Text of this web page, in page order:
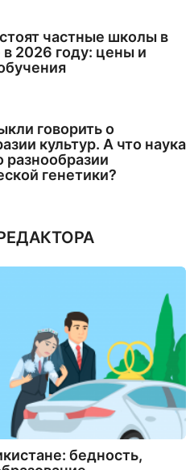
частные школы в
2026 году: цены и
говорить о
культур. А что наука
разнообразии
генетики?
бедность,